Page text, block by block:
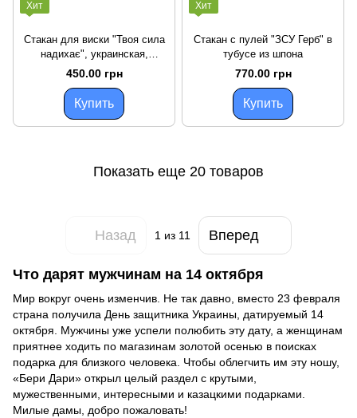
Хит
Стакан для виски "Твоя сила
надихає", украинская,
Крафтовая коробка
450.00 грн
Купить
Хит
Стакан с пулей "ЗСУ Герб" в
тубусе из шпона
770.00 грн
Купить
Показать еще 20 товаров
Назад 1 из 11 Вперед
Что дарят мужчинам на 14 октября
Мир вокруг очень изменчив. Не так давно, вместо 23 февраля
страна получила День защитника Украины, датируемый 14
октября. Мужчины уже успели полюбить эту дату, а женщинам
приятнее ходить по магазинам золотой осенью в поисках
подарка для близкого человека. Чтобы облегчить им эту ношу,
«Бери Дари» открыл целый раздел с крутыми,
мужественными, интересными и казацкими подарками.
Милые дамы, добро пожаловать!